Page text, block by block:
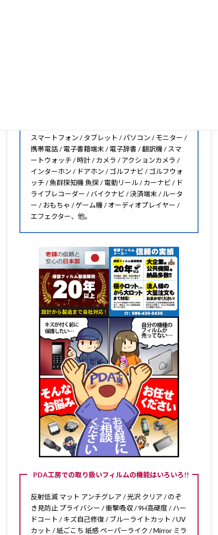
スマートフォン / タブレット / パソコン / モニター /
携帯電話 / 電子書籍端末 / 電子辞書 / 翻訳機 / スマ
ートウォッチ / 時計 / カメラ / アクションカメラ /
インターホン / ドアホン / ゴルフナビ / ゴルフウォ
ッチ / 魚群探知機 魚探 / 電動リール / カーナビ / ド
ライブレコーダー / バイクナビ / 決済端末 / ルータ
ー / おもちゃ / ゲーム機 / オーディオプレイヤー /
エフェクター、他。
PDA工房での取り扱いフィルムの機能はいろいろ!!
反射低減 マット アンチグレア / 光沢 クリア / のぞ
き見防止 プライバシー / 衝撃吸収 / 9H高硬度 / ハー
ドコート / キズ自己修復 / ブルーライトカット / UV
カット / 紙ごこち 紙感 ペーパーライク / Mirror ミラ